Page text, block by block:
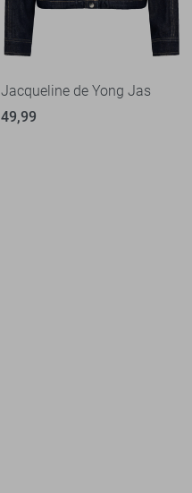
Jacqueline de Yong Jas
49,99